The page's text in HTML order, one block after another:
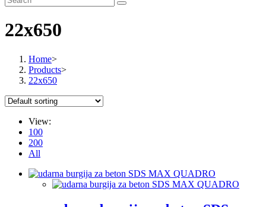
22x650
Home>
Products>
22x650
View:
100
200
All